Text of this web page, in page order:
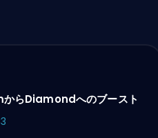
らDiamondへのブースト